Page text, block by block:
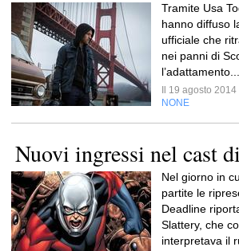
Tramite Usa
hanno diffuso
ufficiale che
nei panni di
l’adattamento...
Il 19 agosto
NONE
Nuovi ingressi nel cast
Nel giorno in
partite le
Deadline
Slattery, che
interpretava il